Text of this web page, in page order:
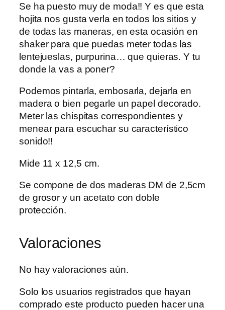
Se ha puesto muy de moda!! Y es que esta
hojita nos gusta verla en todos los sitios y
de todas las maneras, en esta ocasión en
shaker para que puedas meter todas las
lentejueslas, purpurina… que quieras. Y tu
donde la vas a poner?
Podemos pintarla, embosarla, dejarla en
madera o bien pegarle un papel decorado.
Meter las chispitas correspondientes y
menear para escuchar su característico
sonido!!
Mide 11 x 12,5 cm.
Se compone de dos maderas DM de 2,5cm
de grosor y un acetato con doble
protección.
Valoraciones
No hay valoraciones aún.
Solo los usuarios registrados que hayan
comprado este producto pueden hacer una